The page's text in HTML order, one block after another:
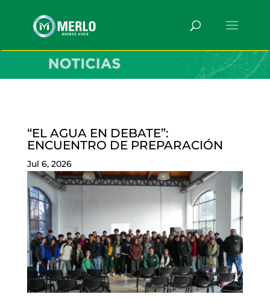
“EL AGUA EN DEBATE”:
ENCUENTRO DE PREPARACIÓN
Jul 6, 2026